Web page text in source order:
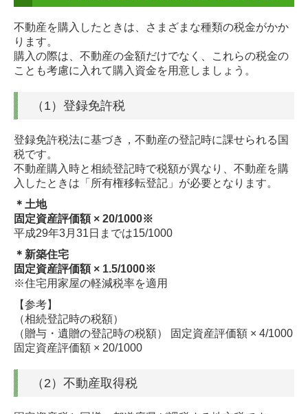
不動産を購入したときは、さまざまな種類の税金がかか
ります。
購入の際は、不動産の金額だけでなく、これらの税金の
ことも考慮に入れて購入資金を用意しましょう。
（1）登録免許税
登録免許税法に基づき，不動産の登記時に課せられる国
税です。
不動産購入時と相続登記時で税額が異なり、不動産を購
入したときは「所有権移転登記」が必要となります。
＊土地
固定資産評価額 × 20/1000※
平成29年3月31日までは15/1000
＊新築住宅
固定資産評価額 × 1.5/1000※
※住宅用家屋の軽減税率を適用
【参考】
（相続登記時の税額）
（贈与・遺贈の登記時の税額） 固定資産評価額 × 4/1000
固定資産評価額 × 20/1000
（2）不動産取得税